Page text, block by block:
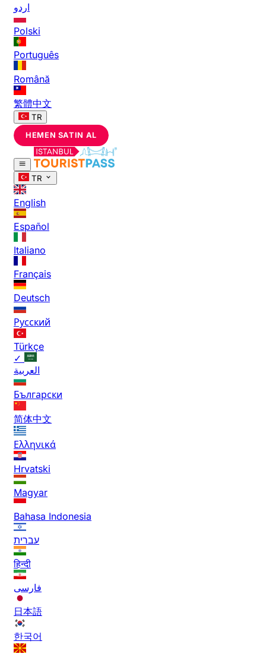
اردو
Polski
Português
Română
繁體中文
TR
HEMEN SATIN AL
TR
English
Español
Italiano
Français
Deutsch
Русский
Türkçe
✓
العربية
Български
简体中文
Ελληνικά
Hrvatski
Magyar
Bahasa Indonesia
עברית
हिन्दी
فارسی
日本語
한국어